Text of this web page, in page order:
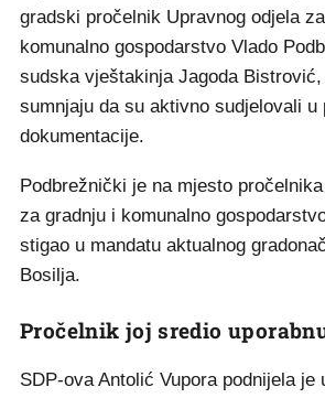
gradski pročelnik Upravnog odjela
komunalno gospodarstvo Vlado
sudska vještakinja Jagoda
sumnjaju da su aktivno sudjelovali u
dokumentacije.
Podbrežnički je na mjesto
za gradnju i komunalno
stigao u mandatu aktualnog
Bosilja.
Pročelnik joj sredio
SDP-ova Antolić Vupora podnijela je